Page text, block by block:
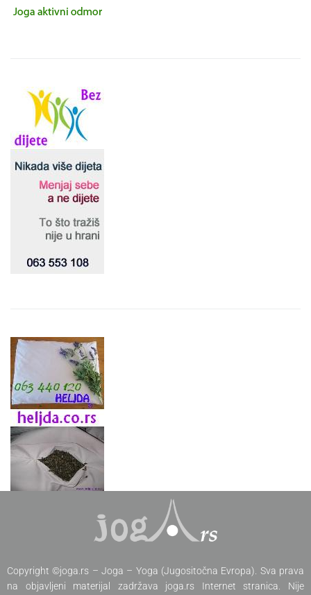
Copyright ©joga.rs – Joga – Yoga (Jugositočna Evropa). Sva prava
na objavljeni materijal zadržava joga.rs Internet stranica. Nije